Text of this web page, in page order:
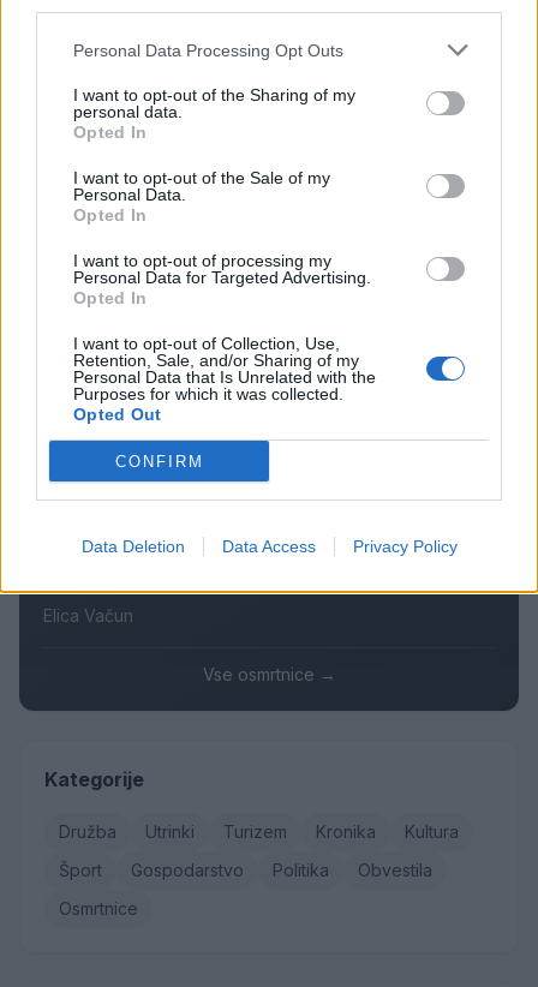
Personal Data Processing Opt Outs
I want to opt-out of the Sharing of my
personal data.
Opted In
I want to opt-out of the Sale of my
Personal Data.
Opted In
I want to opt-out of processing my
Personal Data for Targeted Advertising.
Opted In
I want to opt-out of Collection, Use,
Retention, Sale, and/or Sharing of my
Personal Data that Is Unrelated with the
Purposes for which it was collected.
Opted Out
CONFIRM
Data Deletion Data Access Privacy Policy
Najbolj brano
Pretep v gostinskem lokalu v Velenju: 46-letnik
moškega udaril s steklenico in ga zabodel
(VIDEO) "Mislil sem, da je konec": Lastnik
velenjske picerije o padcu s padalom na
Hrvaškem
Dopustniška drama: Policija pričakala letalo s
Korošico po pristanku
Na Šaleški cesti v Velenju občanka poškodovala
tri vozila
Prijava pogrešanja razkrila tragedijo: V hiši našli
mrtvega 76-letnika
Osmrtnice
Ivana Mernik
Maksi Podlesnik
Elica Vačun
Vse osmrtnice →
Kategorije
Družba Utrinki Turizem Kronika
Kultura
Šport
Gospodarstvo Politika
Obvestila
Osmrtnice